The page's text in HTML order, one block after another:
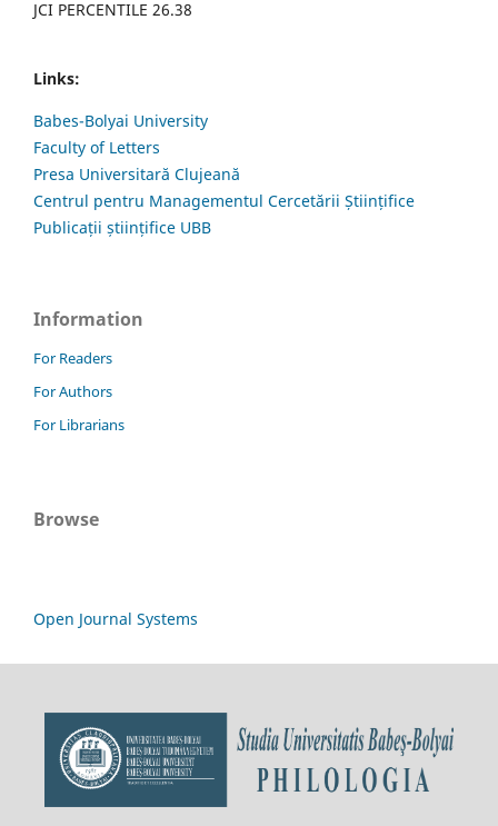
JCI PERCENTILE 26.38
Links:
Babes-Bolyai University
Faculty of Letters
Presa Universitară Clujeană
Centrul pentru Managementul Cercetării Științifice
Publicații științifice UBB
Information
For Readers
For Authors
For Librarians
Browse
Open Journal Systems